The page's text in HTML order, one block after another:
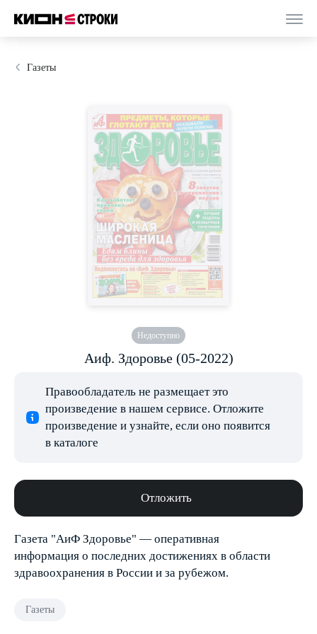
Газеты
Недоступно
Аиф. Здоровье (05-2022)
Правообладатель не размещает это
произведение в нашем сервисе. Отложите
произведение и узнайте, если оно появится
в каталоге
Отложить
Газета "АиФ Здоровье" — оперативная
информация о последних достижениях в области
здравоохранения в России и за рубежом.
Газеты